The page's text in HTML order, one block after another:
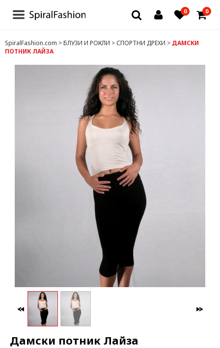
0 0
БЛУЗИ И РОКЛИ
БЕЛЬО
ЧОРАПИ И ЧОРАПОГАЩИ
SpiralFashion.com >БЛУЗИ И РОКЛИ >СПОРТНИ ДРЕХИ > ДАМСКИ
ПОТНИК ЛАЙЗА
Дамски потник Лайза